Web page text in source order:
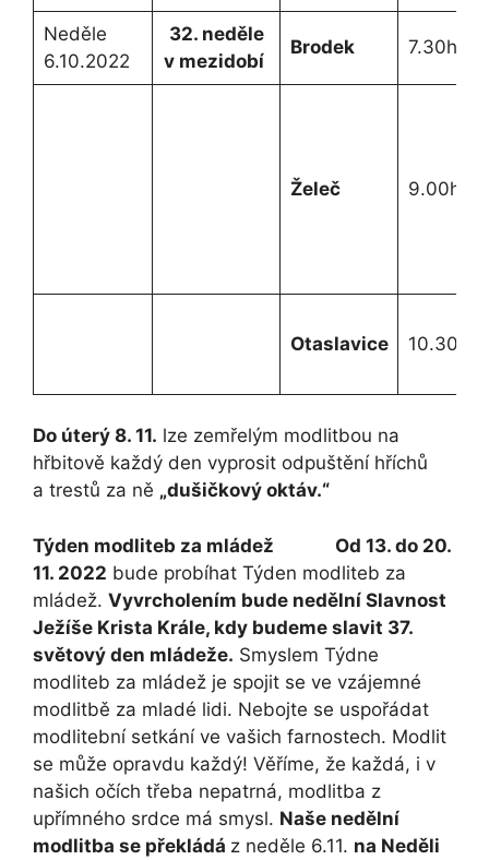
Neděle
6.10.2022
32. neděle
v mezidobí
Brodek 7.30h
Želeč 9.00h
Otaslavice 10.30h
Do úterý 8. 11. lze zemřelým modlitbou na
hřbitově každý den vyprosit odpuštění hříchů
a trestů za ně „dušičkový oktáv.“
Týden modliteb za mládež Od 13. do 20.
11. 2022 bude probíhat Týden modliteb za
mládež. Vyvrcholením bude nedělní Slavnost
Ježíše Krista Krále, kdy budeme slavit 37.
světový den mládeže. Smyslem Týdne
modliteb za mládež je spojit se ve vzájemné
modlitbě za mladé lidi. Nebojte se uspořádat
modlitební setkání ve vašich farnostech. Modlit
se může opravdu každý! Věříme, že každá, i v
našich očích třeba nepatrná, modlitba z
upřímného srdce má smysl. Naše nedělní
modlitba se překládá z neděle 6.11. na Neděli